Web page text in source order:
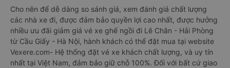
Cho nên để dễ dàng so sánh giá, xem đánh giá chất lượng
các nhà xe đi, được đảm bảo quyền lợi cao nhất, được hưởng
nhiều ưu đãi giảm giá vé xe ghế ngồi đi Lê Chân - Hải Phòng
từ Cầu Giấy - Hà Nội, hành khách có thể đặt mua tại website
Vexere.com- Hệ thống đặt vé xe khách chất lượng, và uy tín
nhất tại Việt Nam, đảm bảo giữ chỗ 100%. Đối với bất cứ giao